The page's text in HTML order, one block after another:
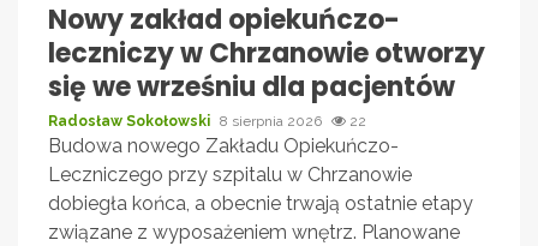
Nowy zakład opiekuńczo-
leczniczy w Chrzanowie otworzy
się we wrześniu dla pacjentów
Radosław Sokołowski 8 sierpnia 2026 22
Budowa nowego Zakładu Opiekuńczo-
Leczniczego przy szpitalu w Chrzanowie
dobiegła końca, a obecnie trwają ostatnie etapy
związane z wyposażeniem wnętrz. Planowane